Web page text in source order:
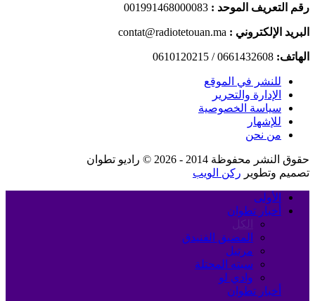
رقم التعريف الموحد : 001991468000083
البريد الإلكتروني : contat@radiotetouan.ma
الهاتف: 0661432608 / 0610120215
للنشر في الموقع
الإدارة والتحرير
سياسة الخصوصية
للإشهار
من نحن
حقوق النشر محفوظة 2014 - 2026 © راديو تطوان
تصميم وتطوير ركن الويب
الأولى
أخبار تطوان
الكل
المضيق الفنيدق
مرتيل
سبته المحتلة
وادي لو
أخبار تطوان